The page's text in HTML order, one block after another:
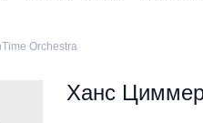
Orchestra
Ханс